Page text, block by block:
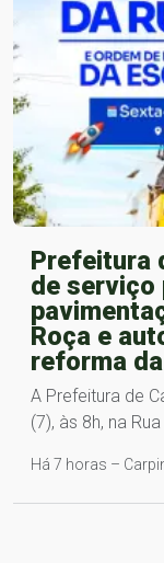
Prefeitura
de serviço
Roça e
reforma
A Prefeitura de
(7), às 8h, na
Há 7 horas –